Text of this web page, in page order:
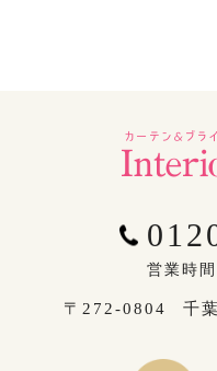
営業時
〒272-0804 千